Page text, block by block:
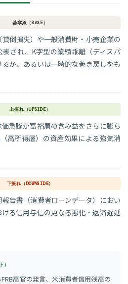
基本線（BASE）
倒損失）や一般消費財・小売企業の
表され、K字型の業績乖離（ディスパ
か、あるいは一時的な巻き戻しをも
上振れ（UPSIDE）
急騰が富裕層の含み益をさらに膨ら
高所得層）の資産効果による強気消
下振れ（DOWNSIDE）
告書（消費者ローンデータ）におい
る信用与信の更なる悪化・返済遅延
）
高官の発言、米消費者信用残高の